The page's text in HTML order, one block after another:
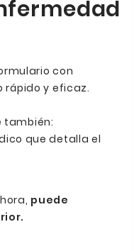
con
rápido y eficaz.
también:
que detalla el
puede